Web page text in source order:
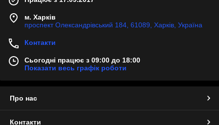
м. Харків
проспект Олександрівський 184, 61089, Харків, Україна
Контакти
Сьогодні працює з 09:00 до 18:00
Показати весь графік роботи
Про нас
Контакти